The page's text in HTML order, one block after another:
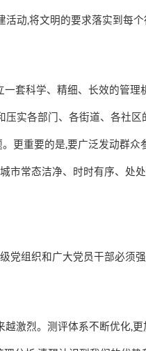
活动,将文明的要求落实到每
一套科学、精细、长效的管理
实各部门、各街道、各社区
。更重要的是,要广泛发动群众
市常态洁净、时时有序、处处
党组织和广大党员干部必须
越激烈。测评体系不断优化,